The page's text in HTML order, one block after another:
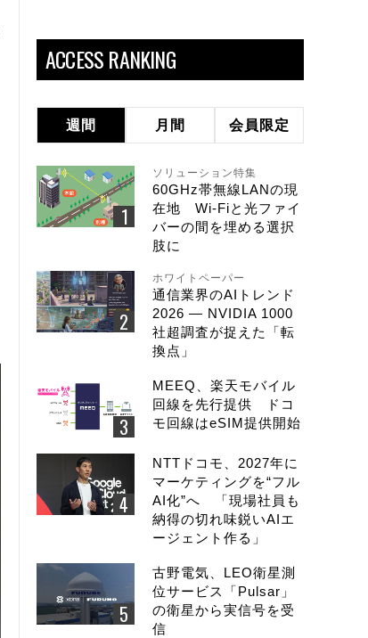
ACCESS RANKING
週間 月間 会員限定
ソリューション特集
60GHz帯無線LANの現
在地 Wi-Fiと光ファイ
バーの間を埋める選択
肢に
ホワイトペーパー
通信業界のAIトレンド
2026 ― NVIDIA 1000
社超調査が捉えた「転
換点」
MEEQ、楽天モバイル
回線を先行提供 ドコ
モ回線はeSIM提供開始
NTTドコモ、2027年に
マーケティングを“フル
AI化”へ 「現場社員も
納得の切れ味鋭いAIエ
ージェント作る」
古野電気、LEO衛星測
位サービス「Pulsar」
の衛星から実信号を受
信